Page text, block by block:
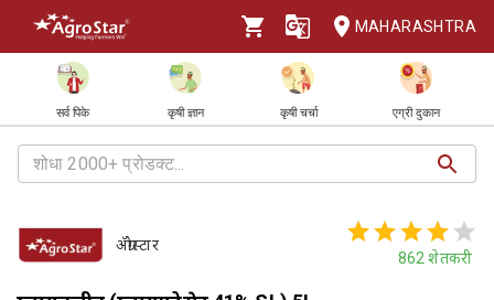
MAHARASHTRA
सर्व पिके कृषी ज्ञान कृषी चर्चा एग्री दुकान
ॲग्रोस्टार
862 शेतकरी